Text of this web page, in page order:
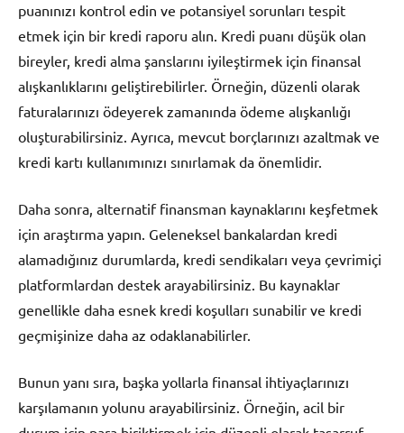
puanınızı kontrol edin ve potansiyel sorunları tespit
etmek için bir kredi raporu alın. Kredi puanı düşük olan
bireyler, kredi alma şanslarını iyileştirmek için finansal
alışkanlıklarını geliştirebilirler. Örneğin, düzenli olarak
faturalarınızı ödeyerek zamanında ödeme alışkanlığı
oluşturabilirsiniz. Ayrıca, mevcut borçlarınızı azaltmak ve
kredi kartı kullanımınızı sınırlamak da önemlidir.
Daha sonra, alternatif finansman kaynaklarını keşfetmek
için araştırma yapın. Geleneksel bankalardan kredi
alamadığınız durumlarda, kredi sendikaları veya çevrimiçi
platformlardan destek arayabilirsiniz. Bu kaynaklar
genellikle daha esnek kredi koşulları sunabilir ve kredi
geçmişinize daha az odaklanabilirler.
Bunun yanı sıra, başka yollarla finansal ihtiyaçlarınızı
karşılamanın yolunu arayabilirsiniz. Örneğin, acil bir